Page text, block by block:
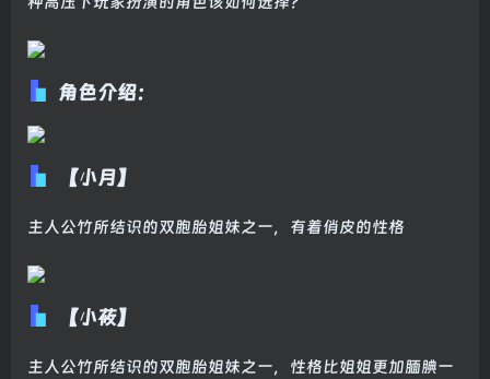
角色介绍：
【小月】
主人公竹所结识的双胞胎姐妹之一，有着俏皮的性格
【小莜】
主人公竹所结识的双胞胎姐妹之一，性格比姐姐更加腼腆一